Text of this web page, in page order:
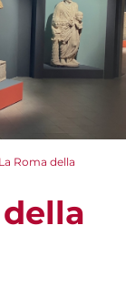
Roma della